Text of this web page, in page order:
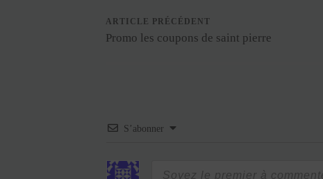
ARTICLE PRÉCÉDENT
Promo les coupons de saint pierre
S’abonner